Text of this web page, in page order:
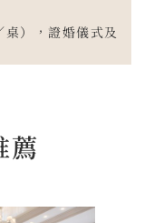
），證婚儀式及
薦